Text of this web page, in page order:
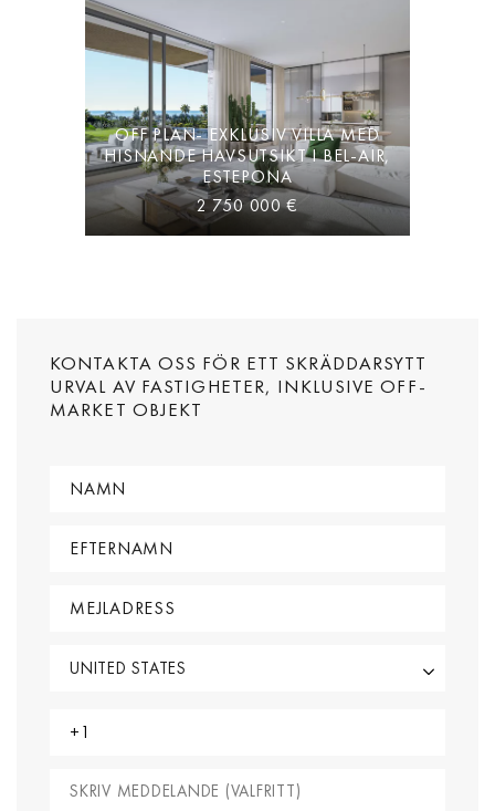
OFF PLAN- EXKLUSIV VILLA MED
HISNANDE HAVSUTSIKT I BEL-AIR,
ESTEPONA
2 750 000 €
KONTAKTA OSS FÖR ETT SKRÄDDARSYTT
URVAL AV FASTIGHETER, INKLUSIVE OFF-
MARKET OBJEKT